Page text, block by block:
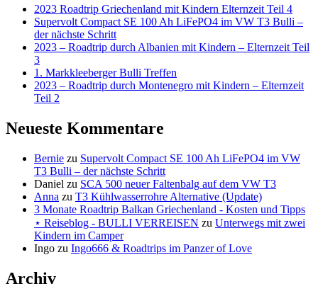
2023 Roadtrip Griechenland mit Kindern Elternzeit Teil 4
Supervolt Compact SE 100 Ah LiFePO4 im VW T3 Bulli –
der nächste Schritt
2023 – Roadtrip durch Albanien mit Kindern – Elternzeit Teil
3
1. Markkleeberger Bulli Treffen
2023 – Roadtrip durch Montenegro mit Kindern – Elternzeit
Teil 2
Neueste Kommentare
Bernie zu Supervolt Compact SE 100 Ah LiFePO4 im VW
T3 Bulli – der nächste Schritt
Daniel zu SCA 500 neuer Faltenbalg auf dem VW T3
Anna zu T3 Kühlwasserrohre Alternative (Update)
3 Monate Roadtrip Balkan Griechenland - Kosten und Tipps
⋆ Reiseblog - BULLI VERREISEN zu Unterwegs mit zwei
Kindern im Camper
Ingo zu Ingo666 & Roadtrips im Panzer of Love
Archiv